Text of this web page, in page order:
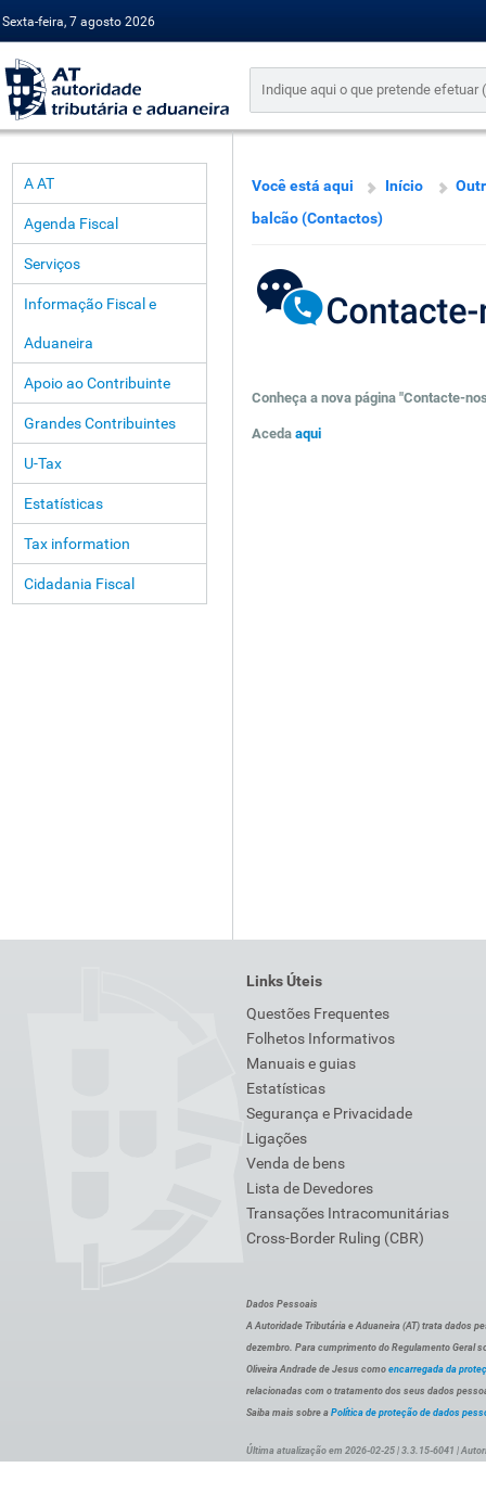
Sexta-feira, 7 agosto 2026
A AT
Agenda Fiscal
Serviços
Informação Fiscal e
Aduaneira
Apoio ao Contribuinte
Grandes Contribuintes
U-Tax
Estatísticas
Tax information
Cidadania Fiscal
Você está aqui Início
balcão (Contactos)
Conheça a nova página "Contacte-
Aceda aqui
Links Úteis
Questões Frequentes
Folhetos Informativos
Manuais e guias
Estatísticas
Segurança e Privacidade
Ligações
Venda de bens
Lista de Devedores
Transações Intracomunitárias
Cross-Border Ruling (CBR)
Dados Pessoais
A Autoridade Tributária e Aduaneira (AT) trata dados
dezembro. Para cumprimento do Regulamento Geral
Oliveira Andrade de Jesus como encarregada da
relacionadas com o tratamento dos seus dados
Saiba mais sobre a Política de proteção de dados
Última atualização em 2026-02-25 | 3.3.15-6041 |